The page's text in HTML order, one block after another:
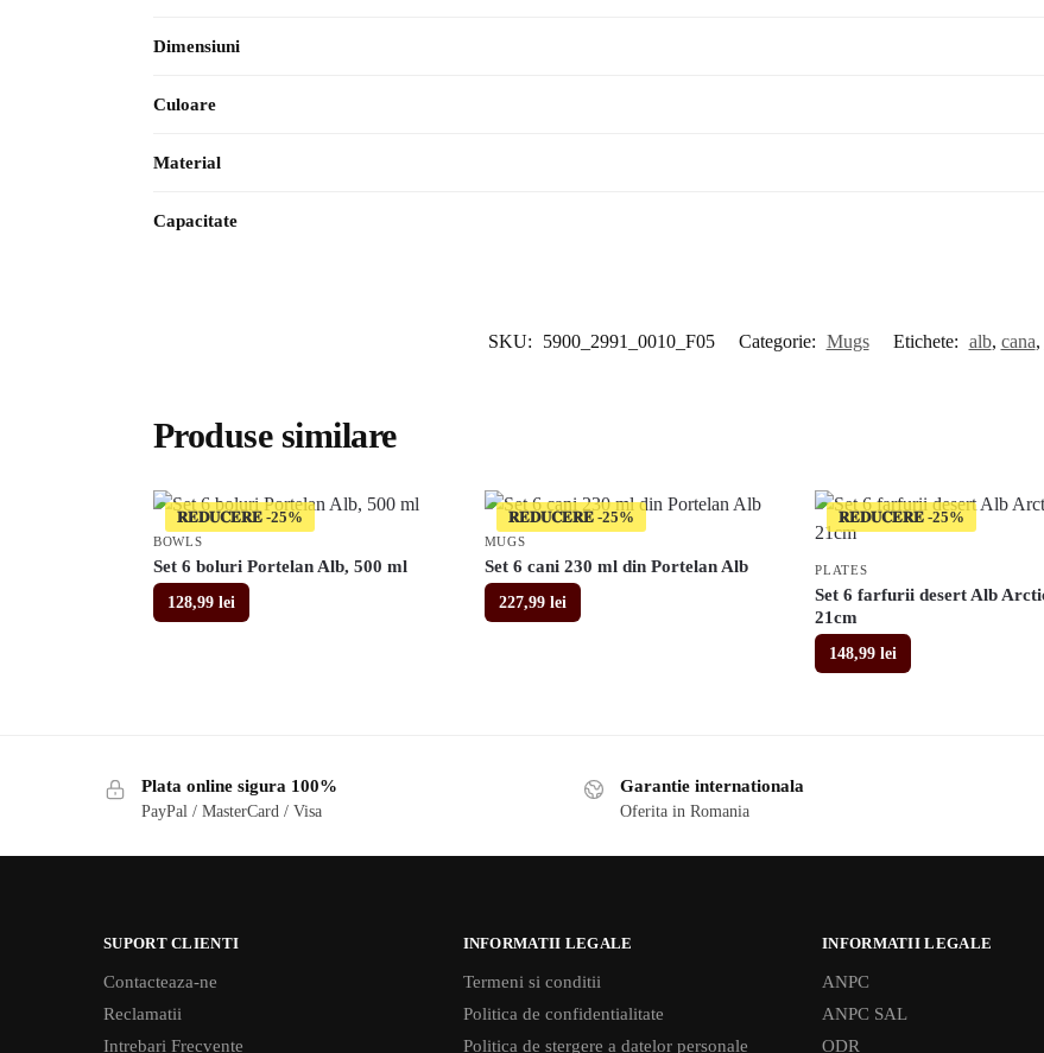
Dimensiuni
Culoare
Material
Capacitate
SKU: 5900_2991_0010_F05 Categorie: Mugs Etichete: alb, cana,
Produse similare
𝐑𝐄𝐃𝐔𝐂𝐄𝐑𝐄
BOWLS
Set 6 boluri Portelan Alb, 500 ml
128,99 lei
𝐑𝐄𝐃𝐔𝐂𝐄𝐑𝐄
MUGS
Set 6 cani 230 ml din Portelan Alb
227,99 lei
𝐑𝐄𝐃𝐔𝐂𝐄𝐑𝐄
PLATES
Set 6 farfurii desert Alb
21cm
148,99lei
Plata online sigura 100%
PayPal / MasterCard / Visa
Garantie internationala
Oferita in Romania
SUPORT CLIENTI
Contacteaza-ne
Reclamatii
Intrebari Frecvente
INFORMATII LEGALE
Termeni si conditii
Politica de confidentialitate
Politica de stergere a datelor personale
INFORMATII LEGALE
ANPC
ANPC SAL
ODR